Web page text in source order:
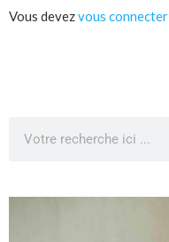
Vous devezvous connecter